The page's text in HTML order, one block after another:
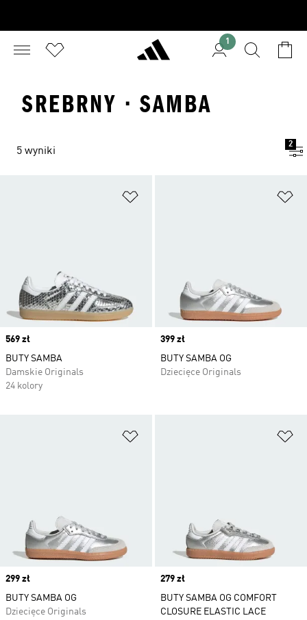
1
SREBRNY · SAMBA
5 wyniki
2
Price
569 zł
BUTY SAMBA
Damskie Originals
24 kolory
Price
399 zł
BUTY SAMBA OG
Dziecięce Originals
Price
299 zł
BUTY SAMBA OG
Dziecięce Originals
Price
279 zł
BUTY SAMBA OG COMFORT
CLOSURE ELASTIC LACE